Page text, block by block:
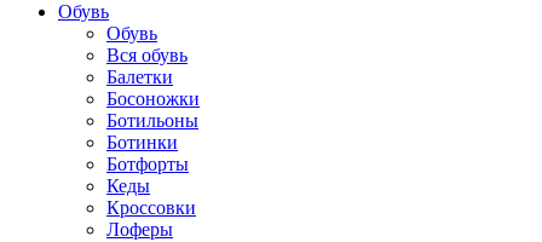
Обувь
Обувь
Вся обувь
Балетки
Босоножки
Ботильоны
Ботинки
Ботфорты
Кеды
Кроссовки
Лоферы